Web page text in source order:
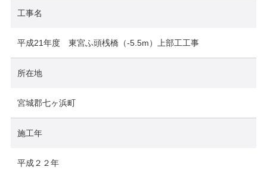
工事名
平成21年度 東宮ふ頭桟橋（-5.5m）上部工工事
所在地
宮城郡七ヶ浜町
施工年
平成２２年